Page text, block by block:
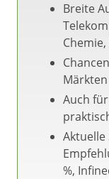
Breite
Märkten
Auch
%,